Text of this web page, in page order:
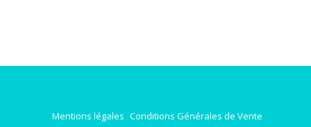
Mentions légales Conditions Générales de Vente